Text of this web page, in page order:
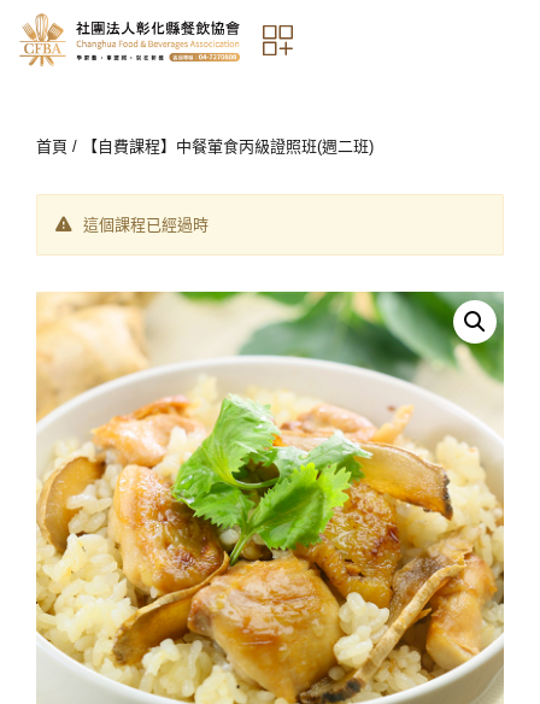
首頁 / 【自費課程】中餐葷食丙級證照班(週二班)
這個課程已經過時